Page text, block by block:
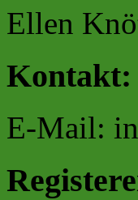
Ellen
Kontakt:
E-Mail: